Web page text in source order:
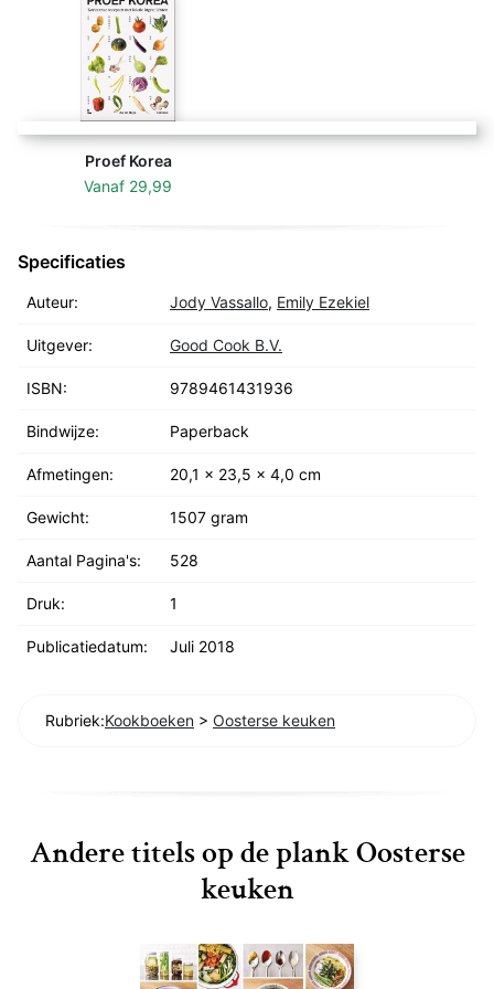
Proef Korea
Vanaf 29,99
Specificaties
Auteur: Jody Vassallo, Emily Ezekiel
Uitgever: Good Cook B.V.
ISBN: 9789461431936
Bindwijze: Paperback
Afmetingen: 20,1 x 23,5 x 4,0 cm
Gewicht: 1507 gram
Aantal Pagina's: 528
Druk: 1
Publicatiedatum: Juli 2018
Rubriek:Kookboeken > Oosterse keuken
Andere titels op de plank Oosterse
keuken